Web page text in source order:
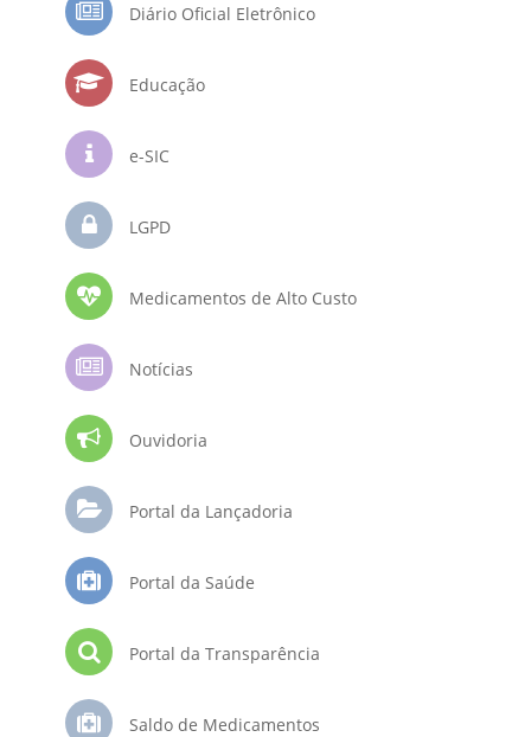
Diário Oficial Eletrônico
Educação
e-SIC
LGPD
Medicamentos de Alto Custo
Notícias
Ouvidoria
Portal da Lançadoria
Portal da Saúde
Portal da Transparência
Saldo de Medicamentos